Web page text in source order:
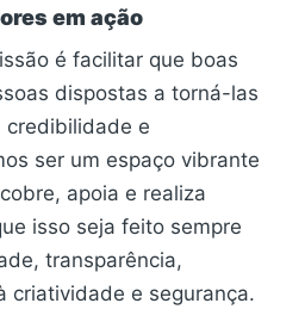
em ação
é facilitar que boas
dispostas a torná-las
credibilidade e
ser um espaço vibrante
apoia e realiza
isso seja feito sempre
transparência,
criatividade e segurança.